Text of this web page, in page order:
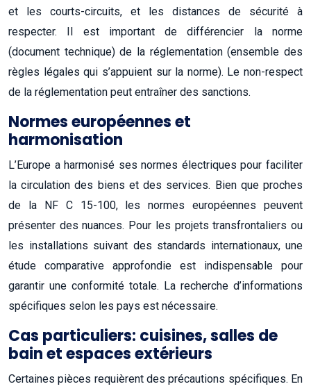
et les courts-circuits, et les distances de sécurité à
respecter. Il est important de différencier la norme
(document technique) de la réglementation (ensemble des
règles légales qui s’appuient sur la norme). Le non-respect
de la réglementation peut entraîner des sanctions.
Normes européennes et
harmonisation
L’Europe a harmonisé ses normes électriques pour faciliter
la circulation des biens et des services. Bien que proches
de la NF C 15-100, les normes européennes peuvent
présenter des nuances. Pour les projets transfrontaliers ou
les installations suivant des standards internationaux, une
étude comparative approfondie est indispensable pour
garantir une conformité totale. La recherche d’informations
spécifiques selon les pays est nécessaire.
Cas particuliers: cuisines, salles de
bain et espaces extérieurs
Certaines pièces requièrent des précautions spécifiques. En